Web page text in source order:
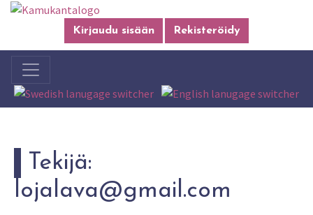
Kirjaudu sisään Rekisteröidy
Tekijä:
lojalava@gmail.com